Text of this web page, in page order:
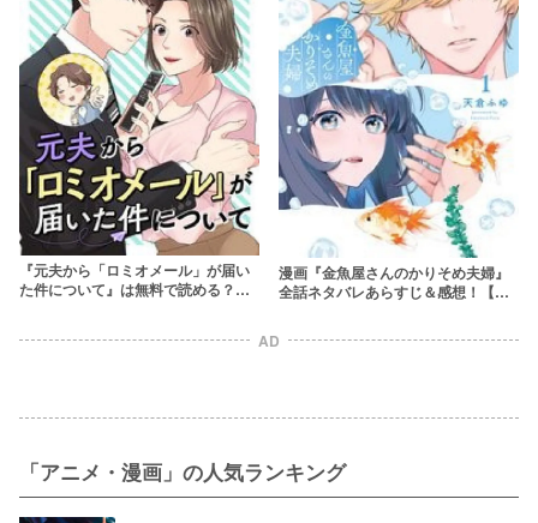
『元夫から「ロミオメール」が届い
た件について』は無料で読める？ネ
漫画『金魚屋さんのかりそめ夫婦』
全話ネタバレあらすじ＆感想！【契
AD
「アニメ・漫画」の人気ランキング